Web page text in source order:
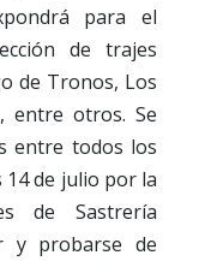
para el
de trajes
de Tronos, Los
entre otros. Se
entre todos los
de julio por la
de Sastrería
y probarse de